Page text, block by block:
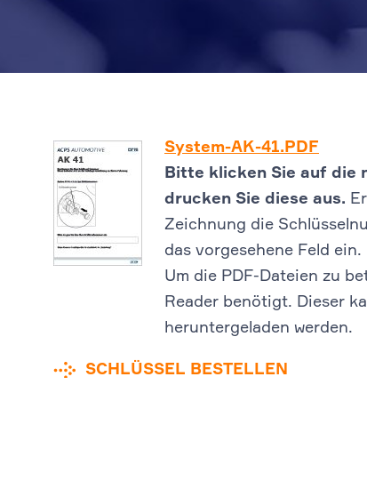
System-AK-41.PDF
Bitte klicken Sie auf die
drucken Sie diese aus.
Zeichnung die
das vorgesehene Feld ein.
Um die PDF-Dateien zu
Reader benötigt. Dieser
heruntergeladen werden.
SCHLÜSSEL BESTELLEN